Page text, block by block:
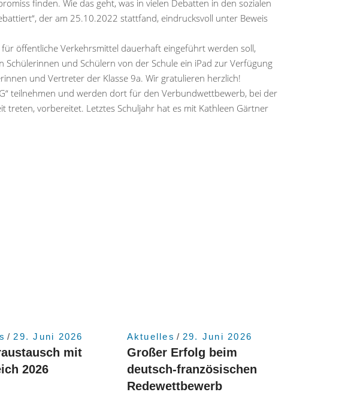
finden. Wie das geht, was in vielen Debatten in den sozialen
der am 25.10.2022 stattfand, eindrucksvoll unter Beweis
öffentliche Verkehrsmittel dauerhaft eingeführt werden soll,
und Schülern von der Schule ein iPad zur Verfügung
und Vertreter der Klasse 9a. Wir gratulieren herzlich!
teilnehmen und werden dort für den Verbundwettbewerb, bei der
treten, vorbereitet. Letztes Schuljahr hat es mit Kathleen Gärtner
29. Juni 2026
mit
2026
Aktuelles 29. Juni 2026
Großer Erfolg beim
deutsch-französischen
Redewettbewerb